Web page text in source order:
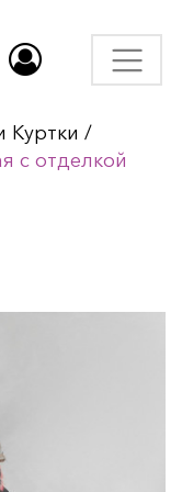
Куртки /
с отделкой